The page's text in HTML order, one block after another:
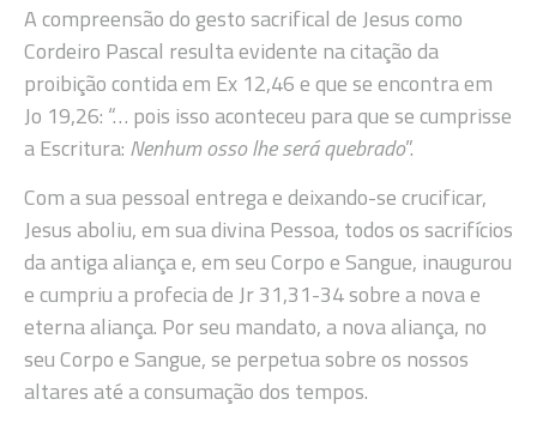
A compreensão do gesto sacrifical de Jesus como
Cordeiro Pascal resulta evidente na citação da
proibição contida em Ex 12,46 e que se encontra em
Jo 19,26: “… pois isso aconteceu para que se cumprisse
a Escritura: Nenhum osso lhe será quebrado”.
Com a sua pessoal entrega e deixando-se crucificar,
Jesus aboliu, em sua divina Pessoa, todos os sacrifícios
da antiga aliança e, em seu Corpo e Sangue, inaugurou
e cumpriu a profecia de Jr 31,31-34 sobre a nova e
eterna aliança. Por seu mandato, a nova aliança, no
seu Corpo e Sangue, se perpetua sobre os nossos
altares até a consumação dos tempos.